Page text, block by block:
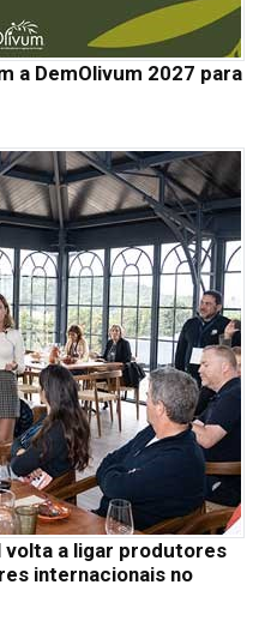
a DemOlivum 2027 para
volta a ligar produtores
internacionais no